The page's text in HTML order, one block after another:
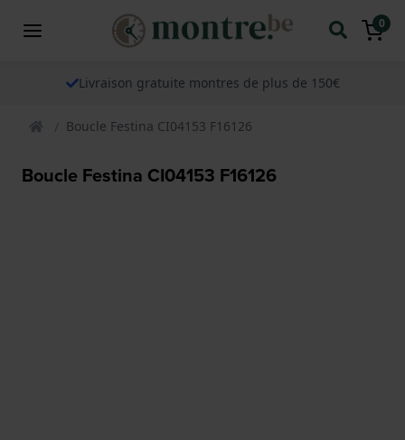
0
Livraison gratuite montres de plus de 150€
Boucle Festina CI04153 F16126
Boucle Festina CI04153 F16126